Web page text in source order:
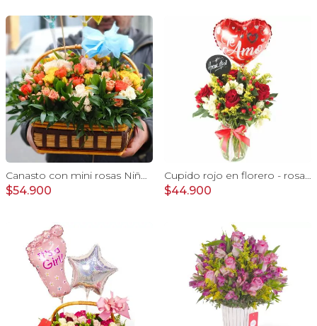
Canasto con mini rosas Niño - Arreglo floral con minirosas y globos metalicos
$54.900
Cupido rojo en florero - rosas, mini rosas, hypericum, globo te amo y pizarra
$44.900